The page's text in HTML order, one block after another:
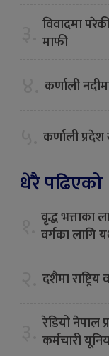
विवादमा
माफी
कर्णाली
कर्णाली
धेरै पढिएको
वृद्ध भत्ताका
वर्गका लागि
दशैमा
रेडियो नेपाल
कर्मचारी